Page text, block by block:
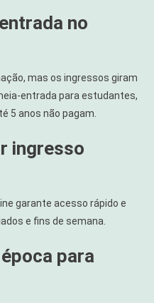
no
mas os ingressos giram
entrada para estudantes,
5 anos não pagam.
ingresso
garante acesso rápido e
e fins de semana.
para